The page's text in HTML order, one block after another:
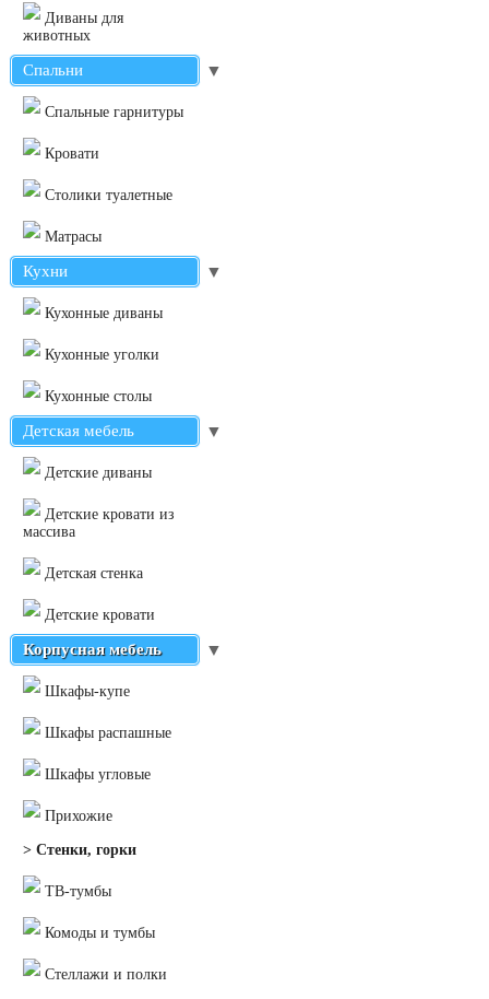
Диваны для
животных
Спальни ▼
Cпальные гарнитуры
Кровати
Столики туалетные
Матрасы
Кухни ▼
Кухонные диваны
Кухонные уголки
Кухонные столы
Детская мебель ▼
Детские диваны
Детские кровати из
массива
Детская стенка
Детские кровати
Корпусная мебель ▼
Шкафы-купе
Шкафы распашные
Шкафы угловые
Прихожие
> Стенки, горки
ТВ-тумбы
Комоды и тумбы
Стеллажи и полки